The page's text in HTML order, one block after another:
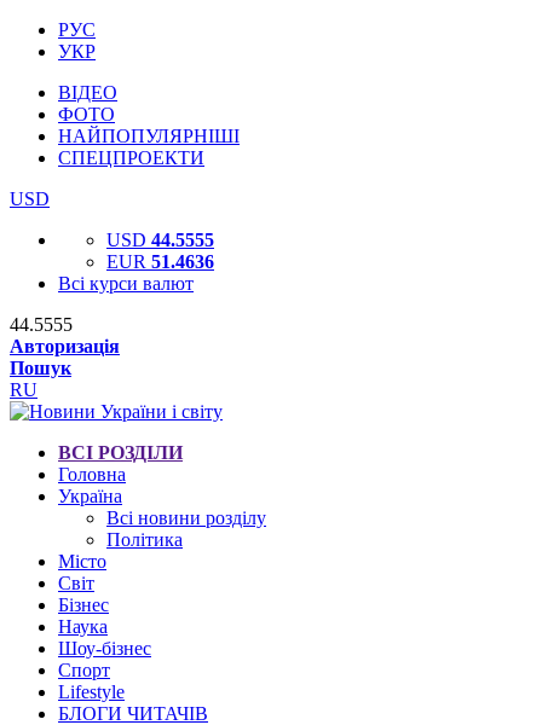
РУС
УКР
ВІДЕО
ФОТО
НАЙПОПУЛЯРНІШІ
СПЕЦПРОЕКТИ
USD
USD 44.5555
EUR 51.4636
Всі курси валют
44.5555
Авторизація
Пошук
RU
ВСІ РОЗДІЛИ
Головна
Україна
Всі новини розділу
Політика
Місто
Світ
Бізнес
Наука
Шоу-бізнес
Спорт
Lifestyle
БЛОГИ ЧИТАЧІВ